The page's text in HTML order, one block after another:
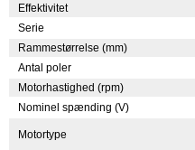
Effektivitet
Serie
Rammestørrelse (mm)
Antal poler
Motorhastighed (rpm)
Nominel spænding (V)
Motortype